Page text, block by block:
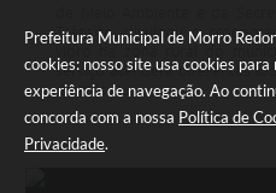
Prefeitura Municipal de Morro
cookies: nosso site usa cookies para
experiência de navegação. Ao
concorda com a nossa Política de
Privacidade.
Trânsito, divulgou o
vidro na zona rural do
serviço atenderá diferentes
do mês. A...